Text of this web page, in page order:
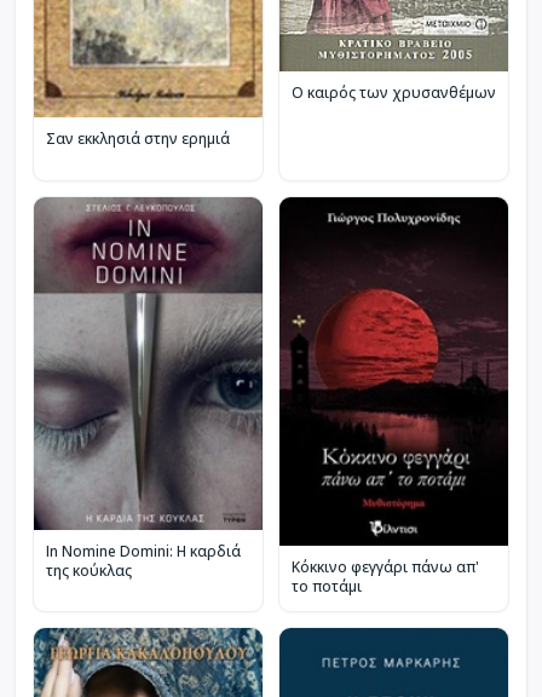
Σαν εκκλησιά στην ερημιά
Ο καιρός των χρυσανθέμων
In Nomine Domini: Η καρδιά
της κούκλας
Κόκκινο φεγγάρι πάνω απ'
το ποτάμι